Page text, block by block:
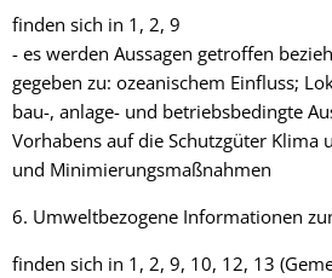
finden sich in 1, 2, 9
- es werden Aussagen getroffen
gegeben zu: ozeanischem Einfluss;
bau-, anlage- und betriebsbedingte
Vorhabens auf die Schutzgüter Klima
und Minimierungsmaßnahmen
6. Umweltbezogene Informationen
finden sich in 1, 2, 9, 10, 12, 13